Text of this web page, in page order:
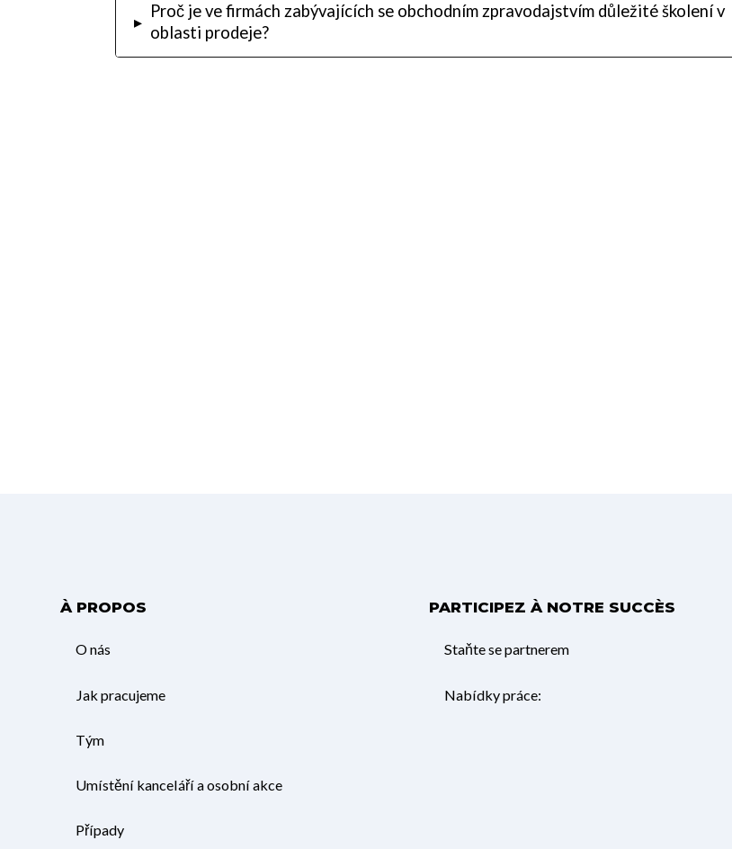
▸
Proč je ve firmách zabývajících se obchodním zpravodajstvím důležité školení v
oblasti prodeje?
À PROPOS
O nás
Jak pracujeme
Tým
Umístění kanceláří a osobní akce
Případy
PARTICIPEZ À NOTRE SUCCÈS
Staňte se partnerem
Nabídky práce: